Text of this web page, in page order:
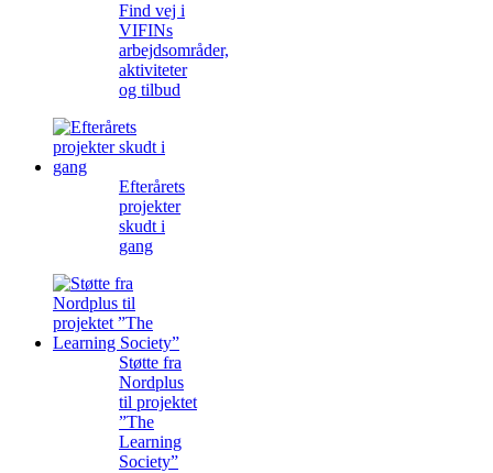
Find vej i
VIFINs
arbejdsområder,
aktiviteter
og tilbud
Efterårets
projekter
skudt i
gang
Støtte fra
Nordplus
til projektet
”The
Learning
Society”